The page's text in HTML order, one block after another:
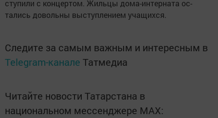
ступили с концертом. Жильцы дома-интерната ос­
тались довольны выступлением учащихся.
Следите за самым важным и интересным в
Telegram-канале Татмедиа
Читайте новости Татарстана в
национальном мессенджере MАХ: